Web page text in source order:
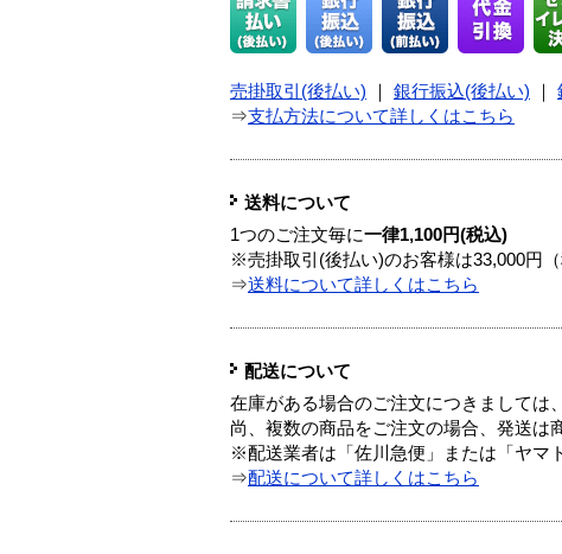
売掛取引(後払い) 銀行振込(後払い)
⇒支払方法について詳しくはこちら
送料について
1つのご注文毎に一律1,100円(税込)
※売掛取引(後払い)のお客様は33,000円
⇒送料について詳しくはこちら
配送について
在庫がある場合のご注文につきましては
尚、複数の商品をご注文の場合、発送は
※配送業者は「佐川急便」または「ヤマ
⇒配送について詳しくはこちら